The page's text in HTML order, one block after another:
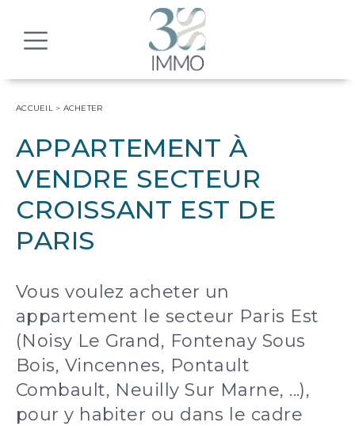
ACCUEIL> ACHETER
APPARTEMENT À
VENDRE SECTEUR
CROISSANT EST DE
PARIS
Vous voulez acheter un
appartement le secteur Paris Est
(Noisy Le Grand, Fontenay Sous
Bois, Vincennes, Pontault
Combault, Neuilly Sur Marne, ...),
pour y habiter ou dans le cadre